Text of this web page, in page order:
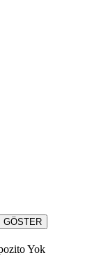
GÖSTER
Yok